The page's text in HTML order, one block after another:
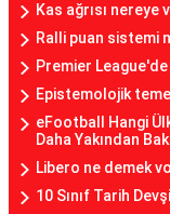
Kas ağrısı nereye
Ralli puan sistemi
Premier
Epistemolojik
eFootball Hangi
Daha Yakından
Libero ne demek
10 Sınıf Tarih